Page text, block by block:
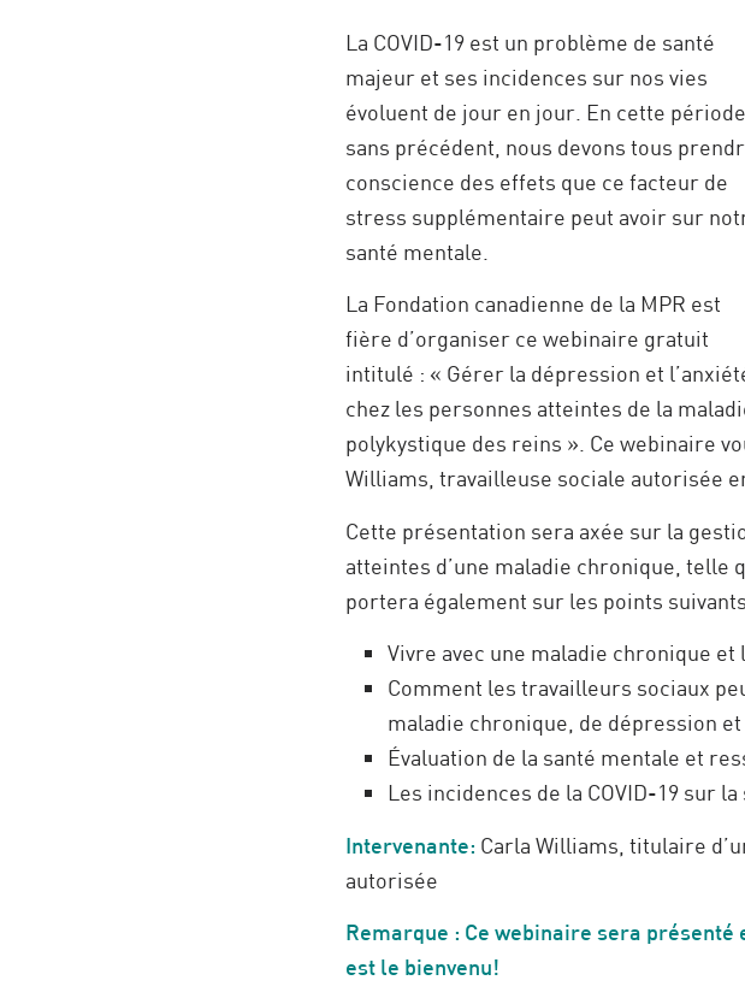
La COVID-19 est un problème de santé
majeur et ses incidences sur nos vies
évoluent de jour en jour. En cette période
sans précédent, nous devons tous
conscience des effets que ce facteur de
stress supplémentaire peut avoir sur
santé mentale.
La Fondation canadienne de la MPR est
fière d’organiser ce webinaire gratuit
intitulé : « Gérer la dépression et
chez les personnes atteintes de la
polykystique des reins ». Ce webinaire
Williams, travailleuse sociale autorisée
Cette présentation sera axée sur la
atteintes d’une maladie chronique, telle
portera également sur les points
Vivre avec une maladie chronique
Comment les travailleurs sociaux
maladie chronique, de dépression et
Évaluation de la santé mentale et
Les incidences de la COVID-19 sur
Intervenante: Carla Williams, titulaire
autorisée
Remarque : Ce webinaire sera présenté
est le bienvenu!